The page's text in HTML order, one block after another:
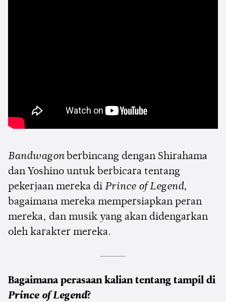
Bandwagonberbincang dengan Shirahama
dan Yoshino untuk berbicara tentang
pekerjaan mereka di Prince of Legend,
bagaimana mereka mempersiapkan peran
mereka, dan musik yang akan didengarkan
oleh karakter mereka.
Bagaimana perasaan kalian tentang tampil di
Prince of Legend?